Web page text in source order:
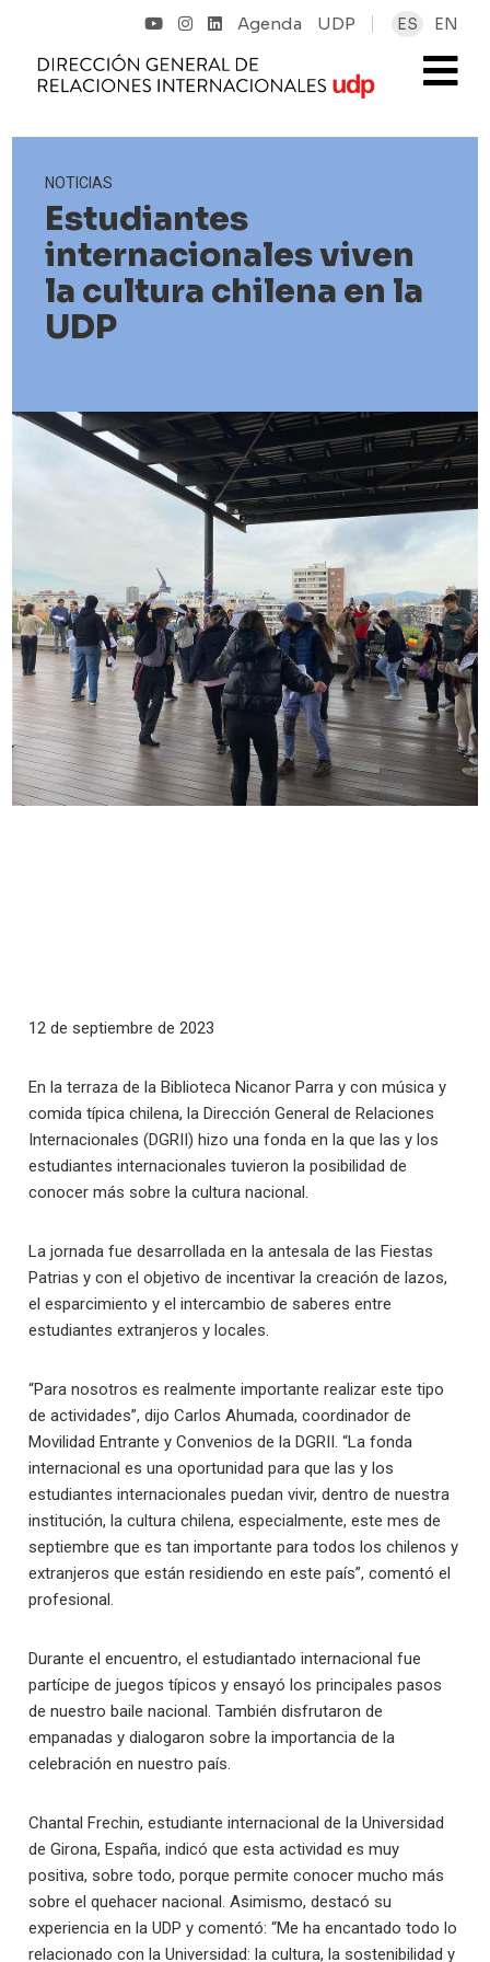
Agenda UDP ES EN
NOTICIAS
Estudiantes
internacionales viven
la cultura chilena en la
UDP
12 de septiembre de 2023
En la terraza de la Biblioteca Nicanor Parra y con música y
comida típica chilena, la Dirección General de Relaciones
Internacionales (DGRII) hizo una fonda en la que las y los
estudiantes internacionales tuvieron la posibilidad de
conocer más sobre la cultura nacional.
La jornada fue desarrollada en la antesala de las Fiestas
Patrias y con el objetivo de incentivar la creación de lazos,
el esparcimiento y el intercambio de saberes entre
estudiantes extranjeros y locales.
“Para nosotros es realmente importante realizar este tipo
de actividades”, dijo Carlos Ahumada, coordinador de
Movilidad Entrante y Convenios de la DGRII. “La fonda
internacional es una oportunidad para que las y los
estudiantes internacionales puedan vivir, dentro de nuestra
institución, la cultura chilena, especialmente, este mes de
septiembre que es tan importante para todos los chilenos y
extranjeros que están residiendo en este país”, comentó el
profesional.
Durante el encuentro, el estudiantado internacional fue
partícipe de juegos típicos y ensayó los principales pasos
de nuestro baile nacional. También disfrutaron de
empanadas y dialogaron sobre la importancia de la
celebración en nuestro país.
Chantal Frechin, estudiante internacional de la Universidad
de Girona, España, indicó que esta actividad es muy
positiva, sobre todo, porque permite conocer mucho más
sobre el quehacer nacional. Asimismo, destacó su
experiencia en la UDP y comentó: “Me ha encantado todo lo
relacionado con la Universidad: la cultura, la sostenibilidad y